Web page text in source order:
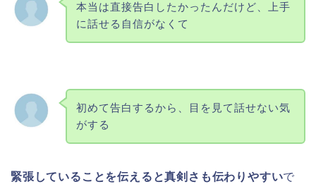
本当は直接告白したかったんだけど、上手
に話せる自信がなくて
初めて告白するから、目を見て話せない気
がする
緊張していることを伝えると真剣さも伝わりやすいで